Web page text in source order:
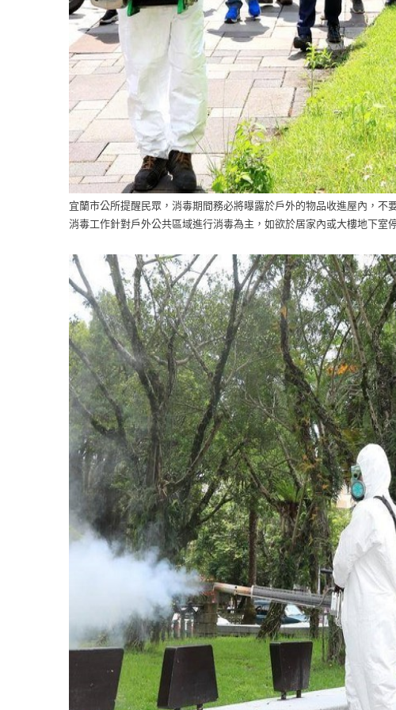
宜蘭市公所提醒民眾，消毒期間務必將曝露於戶外的物品收進屋內，
消毒工作針對戶外公共區域進行消毒為主，如欲於居家內或大樓地下室